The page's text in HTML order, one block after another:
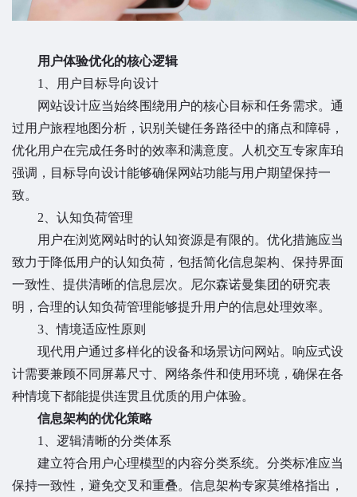
用户体验优化的核心逻辑
1、用户目标导向设计
网站设计应当始终围绕用户的核心目标和任务需求。通
过用户旅程地图分析，识别关键任务路径中的痛点和障碍，
优化用户在完成任务时的效率和满意度。人机交互专家库珀
强调，目标导向设计能够确保网站功能与用户期望保持一
致。
2、认知负荷管理
用户在浏览网站时的认知资源是有限的。优化措施应当
致力于降低用户的认知负荷，包括简化信息架构、保持界面
一致性、提供清晰的信息层次。尼尔森诺曼集团的研究表
明，合理的认知负荷管理能够提升用户的信息处理效率。
3、情境适应性原则
现代用户通过多样化的设备和场景访问网站。响应式设
计需要兼顾不同屏幕尺寸、网络条件和使用环境，确保在各
种情境下都能提供连贯且优质的用户体验。
信息架构的优化策略
1、逻辑清晰的分类体系
建立符合用户心理模型的内容分类系统。分类标准应当
保持一致性，避免交叉和重叠。信息架构专家莫维格指出，